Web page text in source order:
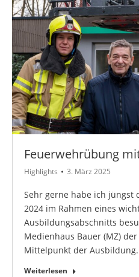
Feuerwehrübung
Highlights 3. März 2025
Sehr gerne habe ich jüngst
2024 im Rahmen eines
Ausbildungsabschnitts
Medienhaus Bauer (MZ)
Mittelpunkt der
Weiterlesen